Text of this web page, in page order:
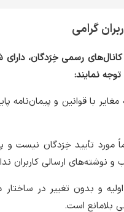
گرامی
رسمی خِرَدگان، دارای
توجه نمایند:
با قوانین و پیمان‌نامه
مورد تأیید خِرَدگان نیست و
نوشته‌های ارسالی کاربران
و بدون تغییر در
بلامانع است.